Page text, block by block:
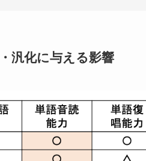
汎化に与える影響